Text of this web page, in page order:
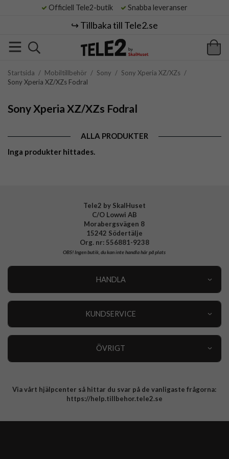
Officiell Tele2-butik Snabba leveranser
↪️ Tillbaka till Tele2.se
Startsida / Mobiltillbehör / Sony / Sony Xperia XZ/XZs /
Sony Xperia XZ/XZs Fodral
Sony Xperia XZ/XZs Fodral
ALLA PRODUKTER
Inga produkter hittades.
Tele2 by SkalHuset
C/O Lowwi AB
Morabergsvägen 8
15242 Södertälje
Org. nr: 556881-9238
OBS!Ingen butik, du kan inte handla här på plats
HANDLA
KUNDSERVICE
ÖVRIGT
Integritetspolicy
Via vårt hjälpcenter så hittar du svar på de vanligaste frågorna:
https://help.tillbehor.tele2.se